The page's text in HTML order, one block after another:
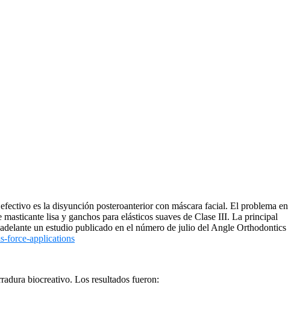
es la disyunción posteroanterior con máscara facial. El problema en
lisa y ganchos para elásticos suaves de Clase III. La principal
un estudio publicado en el número de julio del Angle Orthodontics
force-applications
biocreativo. Los resultados fueron: